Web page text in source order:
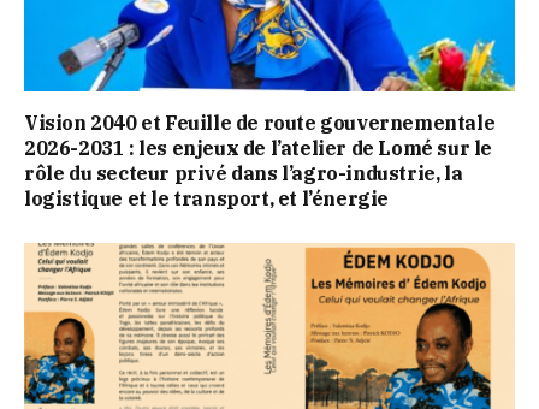
Vision 2040 et Feuille de route gouvernementale
2026-2031 : les enjeux de l’atelier de Lomé sur le
rôle du secteur privé dans l’agro-industrie, la
logistique et le transport, et l’énergie